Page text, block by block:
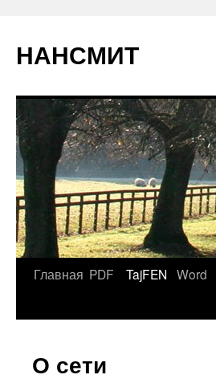
НАНСМИТ
Главная PDF TajFEN Word
О сети